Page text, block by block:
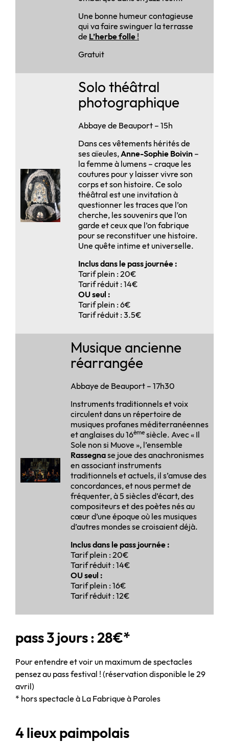
Une bonne humeur contagieuse
qui va faire swinguer la terrasse
de L’herbe folle !
Gratuit
Solo théâtral
photographique
Abbaye de Beauport – 15h
Dans ces vêtements hérités de
ses aïeules, Anne-Sophie Boivin –
la femme à lumens – craque les
coutures pour y laisser vivre son
corps et son histoire. Ce solo
théâtral est une invitation à
questionner les traces que l’on
cherche, les souvenirs que l’on
garde et ceux que l’on fabrique
pour se reconstituer une histoire.
Une quête intime et universelle.
Inclus dans le pass journée :
Tarif plein : 20€
Tarif réduit : 14€
OU seul :
Tarif plein : 6€
Tarif réduit : 3.5€
Musique ancienne
réarrangée
Abbaye de Beauport – 17h30
Instruments traditionnels et voix
circulent dans un répertoire de
musiques profanes méditerranéennes
et anglaises du 16ème siècle. Avec « Il
Sole non si Muove », l’ensemble
Rassegnase joue des anachronismes
en associant instruments
traditionnels et actuels, il s’amuse des
concordances, et nous permet de
fréquenter, à 5 siècles d’écart, des
compositeurs et des poètes nés au
cœur d’une époque où les musiques
d’autres mondes se croisaient déjà.
Inclus dans le pass journée :
Tarif plein : 20€
Tarif réduit : 14€
OU seul :
Tarif plein : 16€
Tarif réduit : 12€
pass 3 jours : 28€*
Pour entendre et voir un maximum de spectacles
pensez au pass festival ! (réservation disponible le 29
avril)
* hors spectacle à La Fabrique à Paroles
4 lieux paimpolais